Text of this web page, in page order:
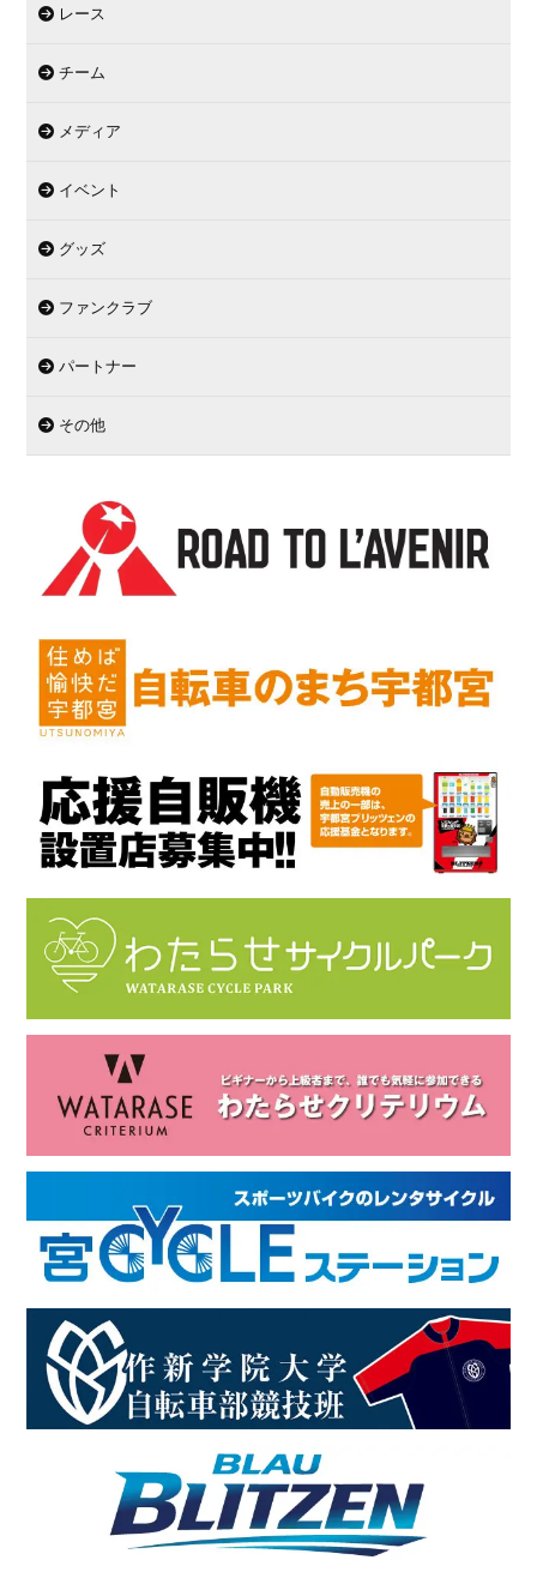
レース
チーム
メディア
イベント
グッズ
ファンクラブ
パートナー
その他